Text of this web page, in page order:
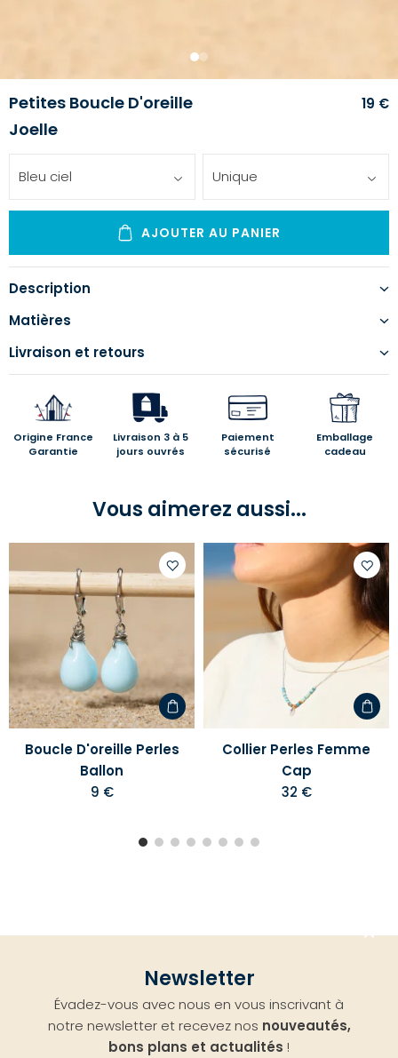
1 2
Petites Boucle D'oreille
Joelle
19 €
Bleu ciel Unique
AJOUTER AU PANIER
Description
Matières
Livraison et retours
Origine France
Garantie
Livraison 3 à 5
jours ouvrés
Paiement
sécurisé
Emballage
cadeau
Vous aimerez aussi...
Ajouter
d'envies
Boucle D'oreille Perles
Ballon
9 €
à
votre
liste
Collier Perles Femme
Cap
32 €
Newsletter
Évadez-vous avec nous en vous inscrivant à
notre newsletter et recevez nos nouveautés,
bons plans et actualités !